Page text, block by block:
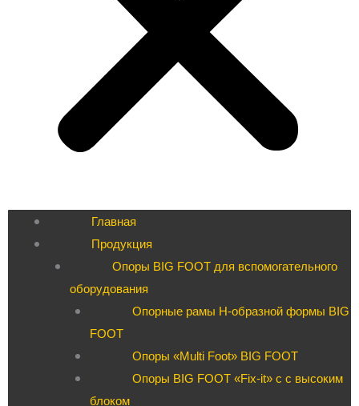
Главная
Продукция
Опоры BIG FOOT для вспомогательного
оборудования
Опорные рамы H-образной формы BIG
FOOT
Опоры «Multi Foot» BIG FOOT
Опоры BIG FOOT «Fix-it» c с высоким
блоком